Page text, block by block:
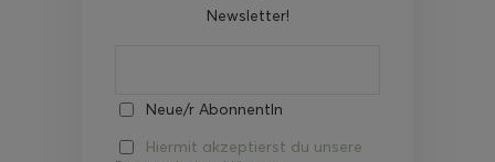
Newsletter!
Neue/r AbonnentIn
Hiermit akzeptierst du unsere